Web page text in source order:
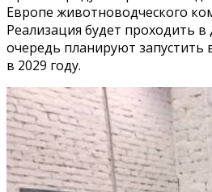
Европе животноводческого
Реализация будет проходить
очередь планируют
в 2029 году.